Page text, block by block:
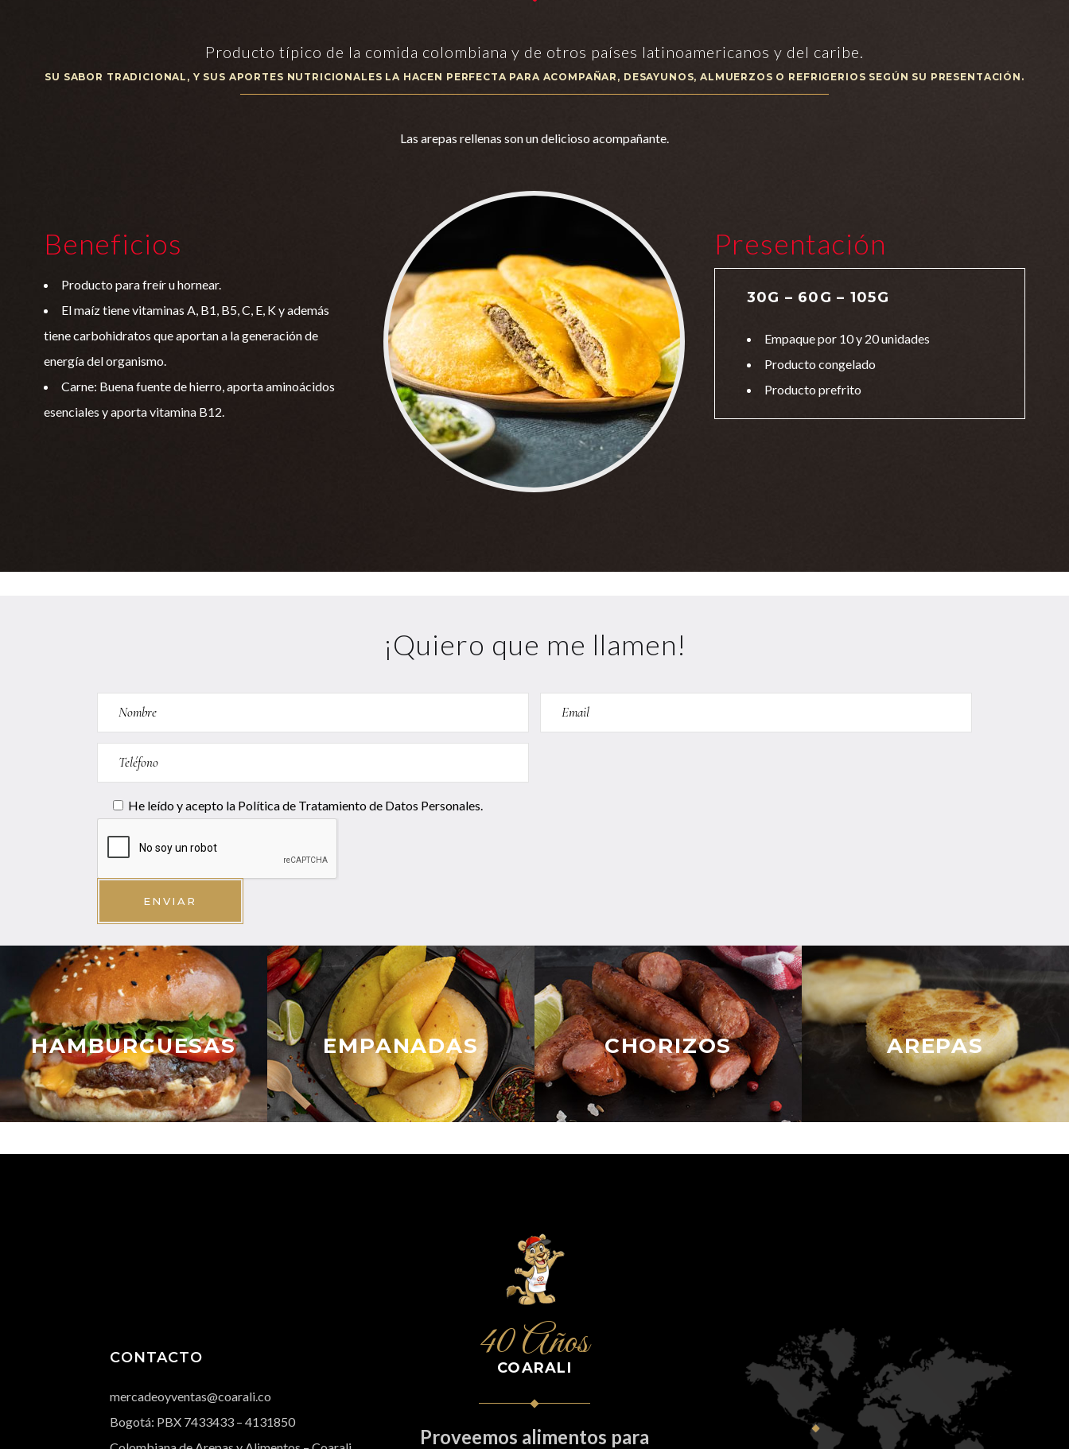
Producto típico de la comida colombiana y de otros países latinoamericanos y del caribe.
SU SABOR TRADICIONAL, Y SUS APORTES NUTRICIONALES LA HACEN PERFECTA PARA ACOMPAÑAR, DESAYUNOS, ALMUERZOS O REFRIGERIOS SEGÚN SU PRESENTACIÓN.
Las arepas rellenas son un delicioso acompañante.
Beneficios
Producto para freír u hornear.
El maíz tiene vitaminas A, B1, B5, C, E, K y además
tiene carbohidratos que aportan a la generación de
energía del organismo.
Carne: Buena fuente de hierro, aporta aminoácidos
esenciales y aporta vitamina B12.
Presentación
30G – 60G – 105G
Empaque por 10 y 20 unidades
Producto congelado
Producto prefrito
¡Quiero que me llamen!
He leído y acepto la Política de Tratamiento de Datos Personales.
ENVIAR
HAMBURGUESAS EMPANADAS CHORIZOS AREPAS
CONTACTO
mercadeoyventas@coarali.co
Bogotá: PBX 7433433 – 4131850
40 Años
COARALI
Proveemos alimentos para